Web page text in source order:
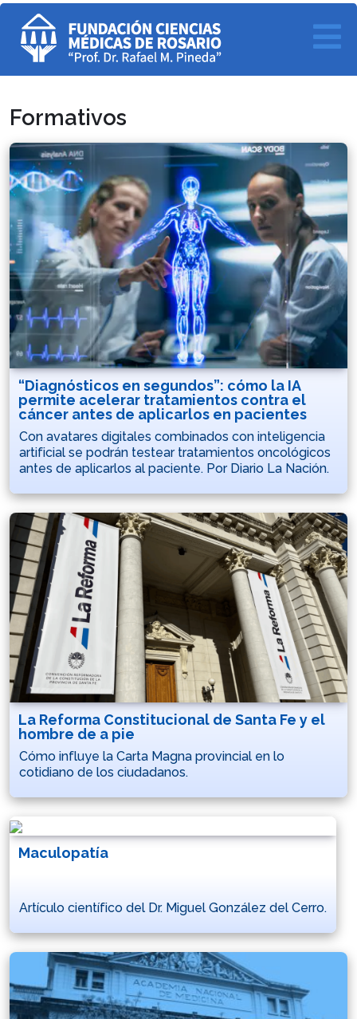
Formativos
“Diagnósticos en segundos”: cómo la IA
permite acelerar tratamientos contra el
cáncer antes de aplicarlos en pacientes
Con avatares digitales combinados con inteligencia
artificial se podrán testear tratamientos oncológicos
antes de aplicarlos al paciente. Por Diario La Nación.
La Reforma Constitucional de Santa Fe y el
hombre de a pie
Cómo influye la Carta Magna provincial en lo
cotidiano de los ciudadanos.
Maculopatía
Artículo científico del Dr. Miguel González del Cerro.